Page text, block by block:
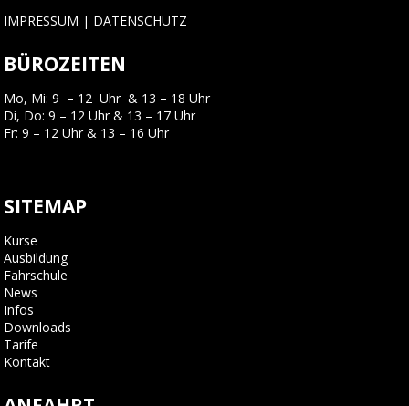
IMPRESSUM | DATENSCHUTZ
BÜROZEITEN
Mo, Mi: 9 – 12 Uhr & 13 – 18 Uhr
Di, Do: 9 – 12 Uhr & 13 – 17 Uhr
Fr: 9 – 12 Uhr & 13 – 16 Uhr
SITEMAP
Kurse
Ausbildung
Fahrschule
News
Infos
Downloads
Tarife
Kontakt